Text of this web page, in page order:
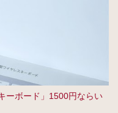
ーボード」1500円ならい